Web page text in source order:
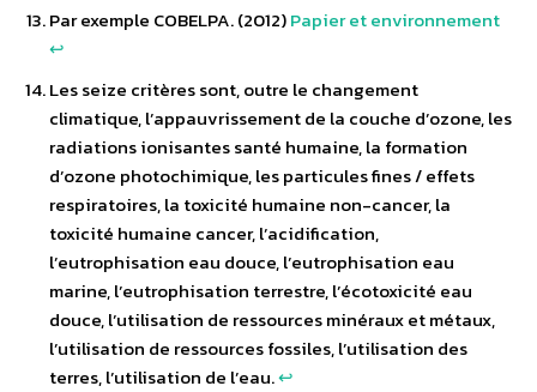
Par exemple COBELPA. (2012)Papier et environnement
↩︎
Les seize critères sont, outre le changement
climatique, l’appauvrissement de la couche d’ozone, les
radiations ionisantes santé humaine, la formation
d’ozone photochimique, les particules fines / effets
respiratoires, la toxicité humaine non-cancer, la
toxicité humaine cancer, l’acidification,
l’eutrophisation eau douce, l’eutrophisation eau
marine, l’eutrophisation terrestre, l’écotoxicité eau
douce, l’utilisation de ressources minéraux et métaux,
l’utilisation de ressources fossiles, l’utilisation des
terres, l’utilisation de l’eau.↩︎